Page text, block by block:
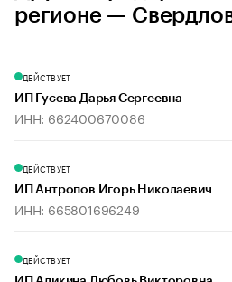
регионе —
ДЕЙСТВУЕТ
ИП Гусева Дарья Сергеевна
ИНН: 662400670086
ДЕЙСТВУЕТ
ИП Антропов Игорь Николаевич
ИНН: 665801696249
ДЕЙСТВУЕТ